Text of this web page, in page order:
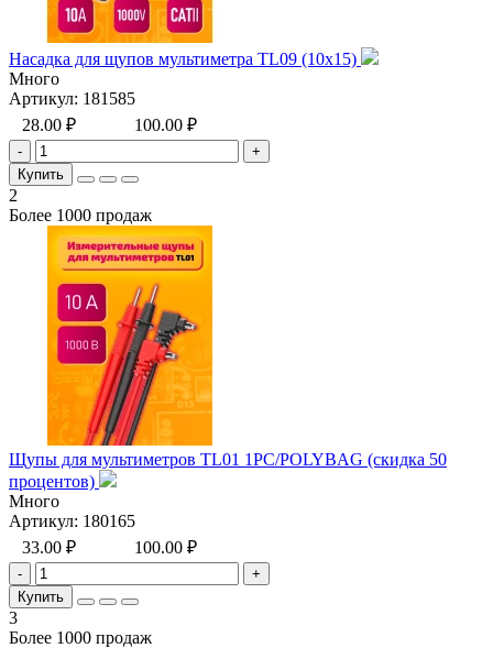
Насадка для щупов мультиметра TL09 (10х15)
Много
Артикул: 181585
28.00 ₽
100.00 ₽
-
+
Купить
2
Более 1000 продаж
Щупы для мультиметров TL01 1PC/POLYBAG (скидка 50
процентов)
Много
Артикул: 180165
33.00 ₽
100.00 ₽
-
+
Купить
3
Более 1000 продаж